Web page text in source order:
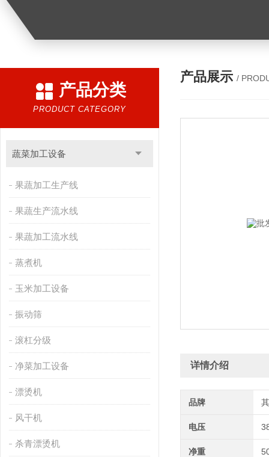
产品分类
PRODUCT CATEGORY
蔬菜加工设备
果蔬加工生产线
果蔬生产流水线
果蔬加工流水线
蒸煮机
玉米加工设备
振动筛
滚杠分级
净菜加工设备
漂烫机
风干机
杀青漂烫机
产品展示 /
详情介绍
品牌
电压
净重